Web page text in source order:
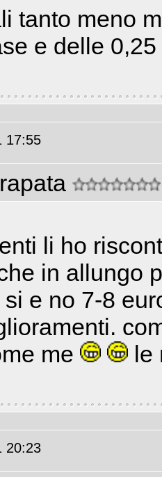
tanto meno
e delle
17:55
li ho
in allungo
e no 7-8
me
le
20:23